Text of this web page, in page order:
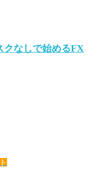
クなしで始めるFX